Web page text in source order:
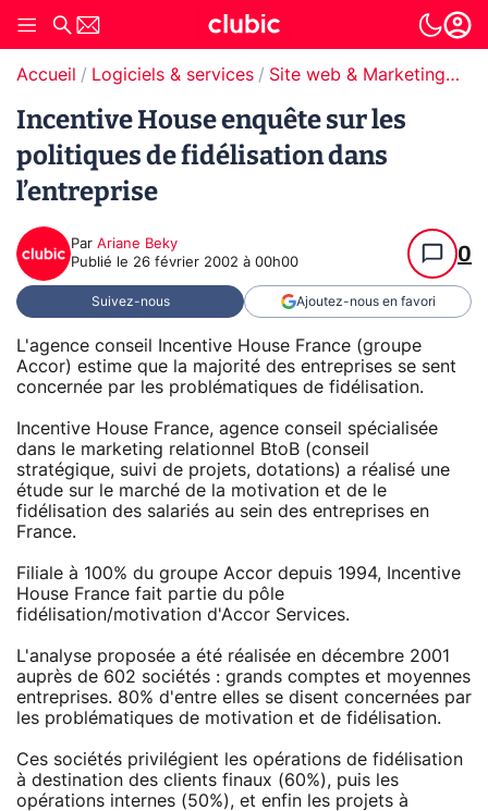
Accueil Logiciels & services Site web & Marketing Digital
Incentive House enquête sur les
politiques de fidélisation dans
l’entreprise
Par Ariane Beky
Publié le 26 février 2002 à 00h00 0
Suivez-nous Ajoutez-nous en favori
L'agence conseil Incentive House France (groupe
Accor) estime que la majorité des entreprises se sent
concernée par les problématiques de fidélisation.
Incentive House France, agence conseil spécialisée
dans le marketing relationnel BtoB (conseil
stratégique, suivi de projets, dotations) a réalisé une
étude sur le marché de la motivation et de le
fidélisation des salariés au sein des entreprises en
France.
Filiale à 100% du groupe Accor depuis 1994, Incentive
House France fait partie du pôle
fidélisation/motivation d'Accor Services.
L'analyse proposée a été réalisée en décembre 2001
auprès de 602 sociétés : grands comptes et moyennes
entreprises. 80% d'entre elles se disent concernées par
les problématiques de motivation et de fidélisation.
Ces sociétés privilégient les opérations de fidélisation
à destination des clients finaux (60%), puis les
opérations internes (50%), et enfin les projets à